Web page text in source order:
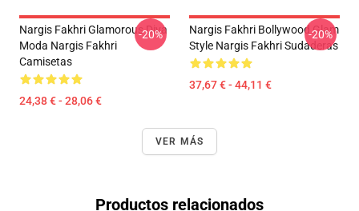
Nargis Fakhri Glamorous Diva
Moda Nargis Fakhri
Camisetas
24,38 € - 28,06 €
-20%
Nargis Fakhri Bollywood Glam
Style Nargis Fakhri Sudaderas
37,67 € - 44,11 €
-20%
VER MÁS
Productos relacionados